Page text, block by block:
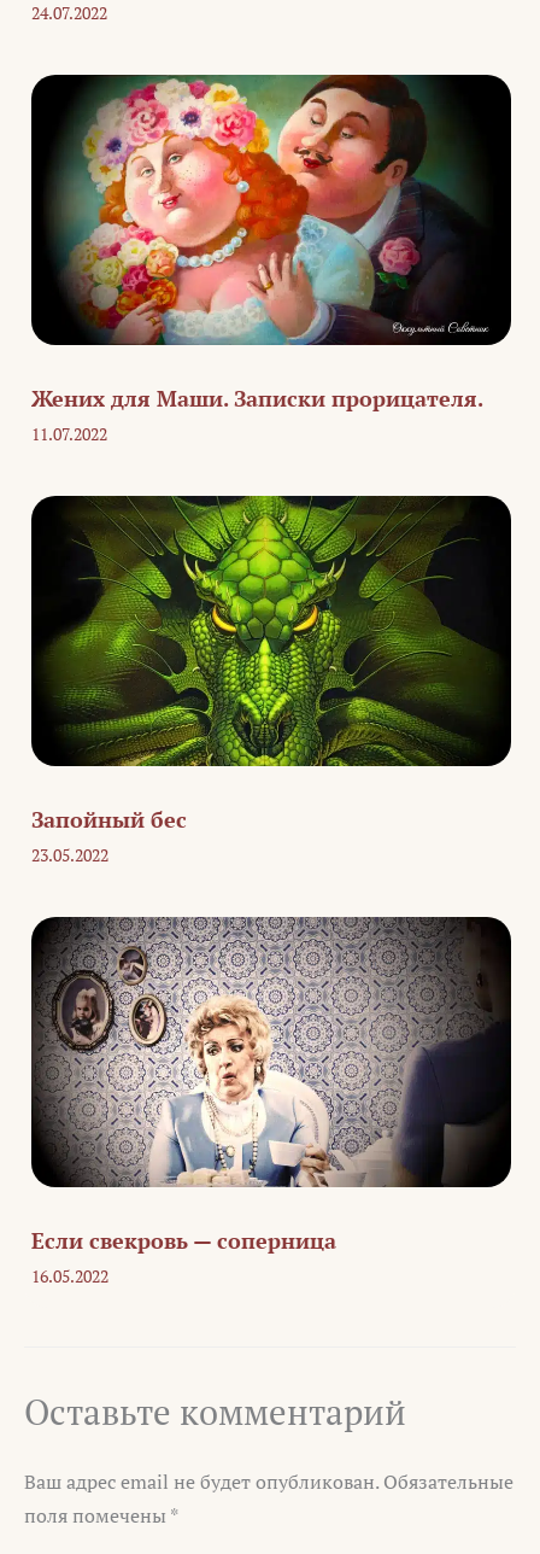
24.07.2022
Жених для Маши. Записки прорицателя.
11.07.2022
Запойный бес
23.05.2022
Если свекровь — соперница
16.05.2022
Оставьте комментарий
Ваш адрес email не будет опубликован. Обязательные
поля помечены *